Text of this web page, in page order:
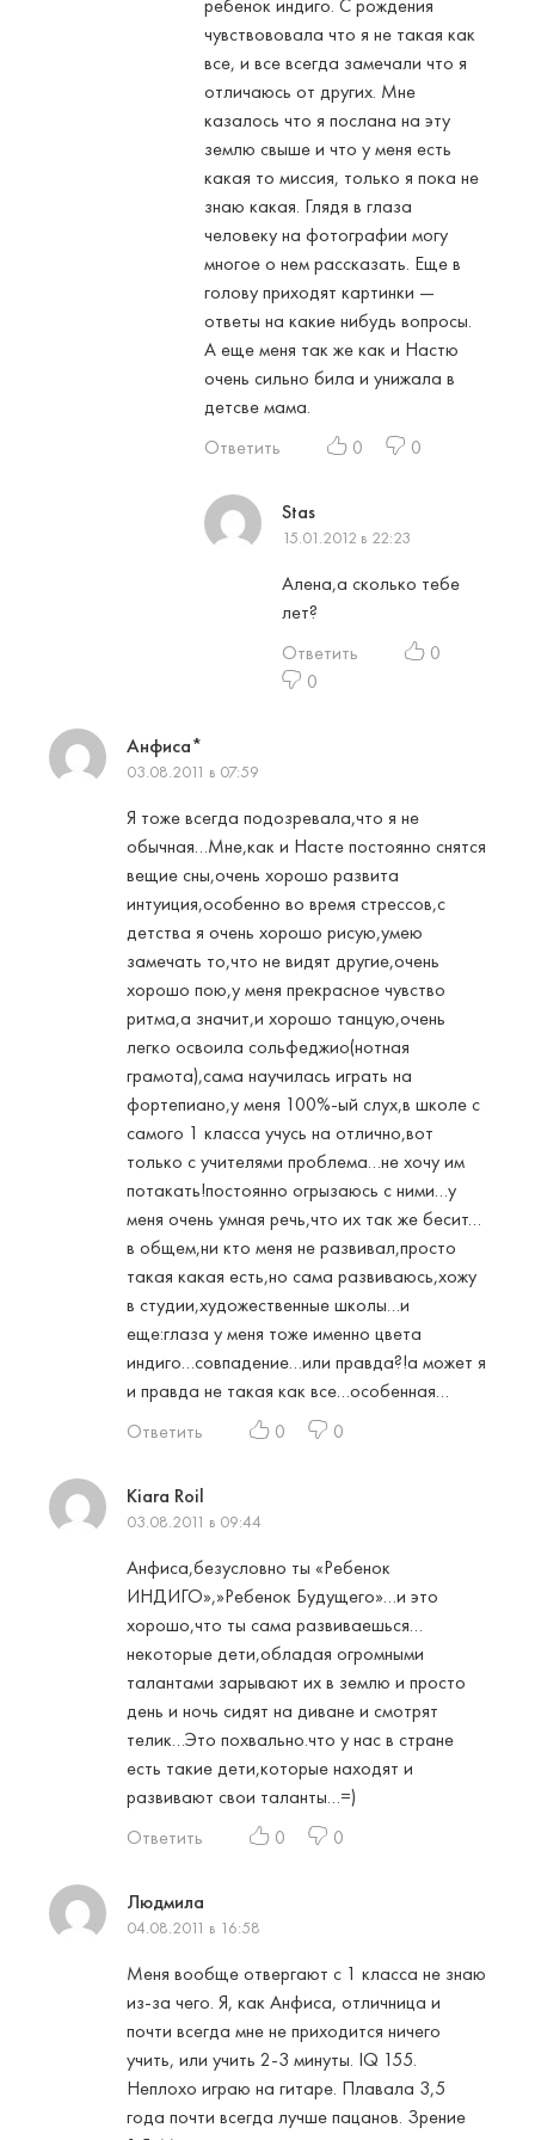
чувствововала что я не такая как
все, и все всегда замечали что я
отличаюсь от других. Мне
казалось что я послана на эту
землю свыше и что у меня есть
какая то миссия, только я пока не
знаю какая. Глядя в глаза
человеку на фотографии могу
многое о нем рассказать. Еще в
голову приходят картинки —
ответы на какие нибудь вопросы.
А еще меня так же как и Настю
очень сильно била и унижала в
детсве мама.
Ответить
0 0
Stas
15.01.2012 в 22:23
Алена,а сколько тебе
лет?
Ответить
0
0
Анфиса*
03.08.2011 в 07:59
Я тоже всегда подозревала,что я не
обычная…Мне,как и Насте постоянно снятся
вещие сны,очень хорошо развита
интуиция,особенно во время стрессов,с
детства я очень хорошо рисую,умею
замечать то,что не видят другие,очень
хорошо пою,у меня прекрасное чувство
ритма,а значит,и хорошо танцую,очень
легко освоила сольфеджио(нотная
грамота),сама научилась играть на
фортепиано,у меня 100%-ый слух,в школе с
самого 1 класса учусь на отлично,вот
только с учителями проблема…не хочу им
потакать!постоянно огрызаюсь с ними…у
меня очень умная речь,что их так же бесит…
в общем,ни кто меня не развивал,просто
такая какая есть,но сама развиваюсь,хожу
в студии,художественные школы…и
еще:глаза у меня тоже именно цвета
индиго…совпадение…или правда?!а может я
и правда не такая как все…особенная…
Ответить
0 0
Kiara Roil
03.08.2011 в 09:44
Анфиса,безусловно ты «Ребенок
ИНДИГО»,»Ребенок Будущего»…и это
хорошо,что ты сама развиваешься…
некоторые дети,обладая огромными
талантами зарывают их в землю и просто
день и ночь сидят на диване и смотрят
телик…Это похвально.что у нас в стране
есть такие дети,которые находят и
развивают свои таланты…=)
Ответить
0 0
Людмила
04.08.2011 в 16:58
Меня вообще отвергают с 1 класса не знаю
из-за чего. Я, как Анфиса, отличница и
почти всегда мне не приходится ничего
учить, или учить 2-3 минуты. IQ 155.
Неплохо играю на гитаре. Плавала 3,5
года почти всегда лучше пацанов. Зрение